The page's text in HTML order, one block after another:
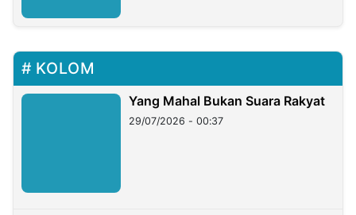
KOLOM
Yang Mahal Bukan Suara Rakyat
29/07/2026 - 00:37